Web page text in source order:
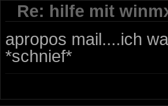
Re: hilfe mit
apropos mail....ich
*schnief*